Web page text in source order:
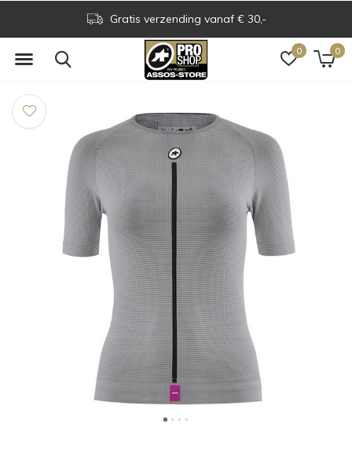
0 0
Gratis verzending vanaf € 30,-